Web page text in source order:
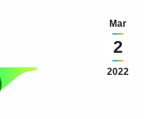
Mar
2
2022